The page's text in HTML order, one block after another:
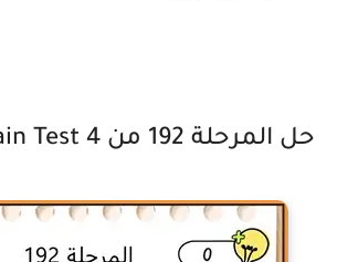
حل المرحلة 192 من Brain Test 4